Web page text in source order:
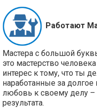
Работают
Мастера с большой
это мастерство
интерес к тому, что ты
наработанные за
любовь к своему делу –
результата.